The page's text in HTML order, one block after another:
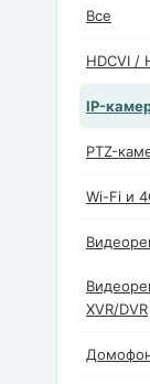
Все
HDCVI /
IP-
PTZ-
Wi-Fi и
XVR/DVR